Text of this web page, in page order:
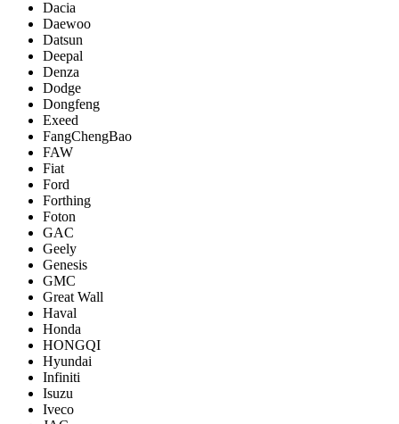
Dacia
Daewoo
Datsun
Deepal
Denza
Dodge
Dongfeng
Exeed
FangChengBao
FAW
Fiat
Ford
Forthing
Foton
GAC
Geely
Genesis
GMC
Great Wall
Haval
Honda
HONGQI
Hyundai
Infiniti
Isuzu
Iveco